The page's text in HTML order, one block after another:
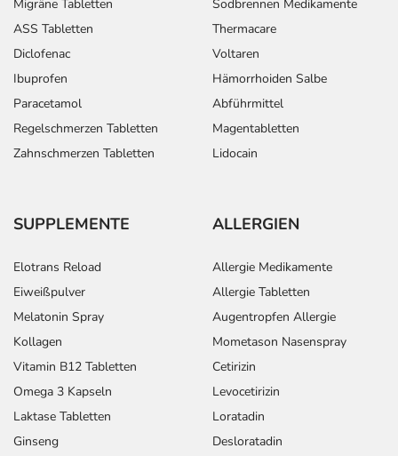
Migräne Tabletten
ASS Tabletten
Diclofenac
Ibuprofen
Paracetamol
Regelschmerzen Tabletten
Zahnschmerzen Tabletten
Sodbrennen Medikamente
Thermacare
Voltaren
Hämorrhoiden Salbe
Abführmittel
Magentabletten
Lidocain
SUPPLEMENTE
Elotrans Reload
Eiweißpulver
Melatonin Spray
Kollagen
Vitamin B12 Tabletten
Omega 3 Kapseln
Laktase Tabletten
Ginseng
ALLERGIEN
Allergie Medikamente
Allergie Tabletten
Augentropfen Allergie
Mometason Nasenspray
Cetirizin
Levocetirizin
Loratadin
Desloratadin